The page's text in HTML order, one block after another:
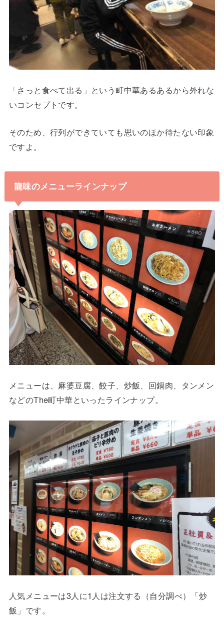
「さっと食べて出る」という町中華あるあるから外れな
いコンセプトです。
そのため、行列ができていても思いのほか待たない印象
ですよ。
龍味のメニューラインナップ
メニューは、麻婆豆腐、餃子、炒飯、回鍋肉、タンメン
などのThe町中華といったラインナップ。
人気メニューは3人に1人は注文する（自分調べ）「炒
飯」です。